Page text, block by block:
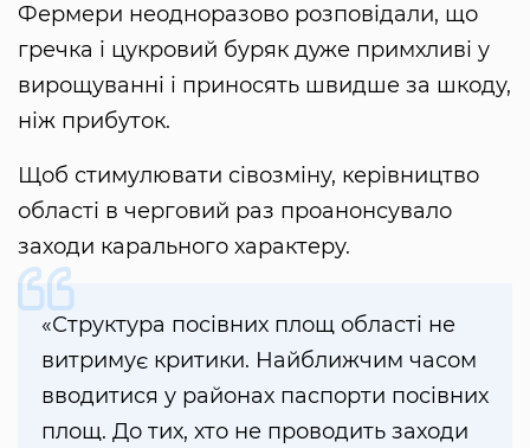
Фермери неодноразово розповідали, що
гречка і цукровий буряк дуже примхливі у
вирощуванні і приносять швидше за шкоду,
ніж прибуток.
Щоб стимулювати сівозміну, керівництво
області в черговий раз проанонсувало
заходи карального характеру.
«Структура посівних площ області не
витримує критики. Найближчим часом
вводитися у районах паспорти посівних
площ. До тих, хто не проводить заходи